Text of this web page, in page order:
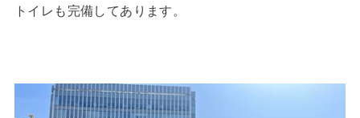
トイレも完備してあります。